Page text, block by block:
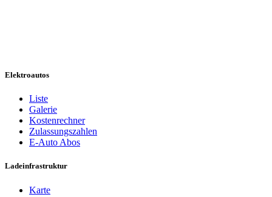
Elektroautos
Liste
Galerie
Kostenrechner
Zulassungszahlen
E-Auto Abos
Ladeinfrastruktur
Karte